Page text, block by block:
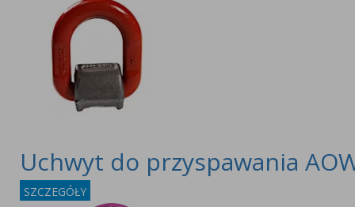
Uchwyt do przyspawania
SZCZEGÓŁY